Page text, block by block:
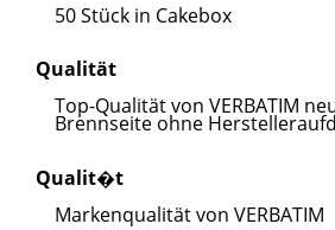
50 Stück in Cakebox
Qualität
Top-Qualität von VERBATIM
Brennseite ohne
Qualit�t
Markenqualität von VERBATIM